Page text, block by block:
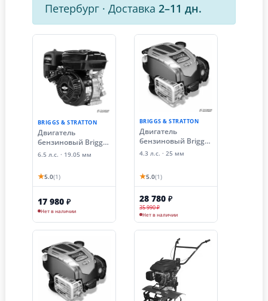
Петербург · Доставка 2–11 дн.
BRIGGS & STRATTON
Двигатель
бензиновый Briggs
& Stratton CR 950
6.5 л.с. · 19.05 мм
★5.0(1)
17 980 ₽
Нет в наличии
BRIGGS & STRATTON
Двигатель
бензиновый Briggs
& Stratton 675EXI
4.3 л.с. · 25 мм
★5.0(1)
28 780 ₽
35 990 ₽
Нет в наличии